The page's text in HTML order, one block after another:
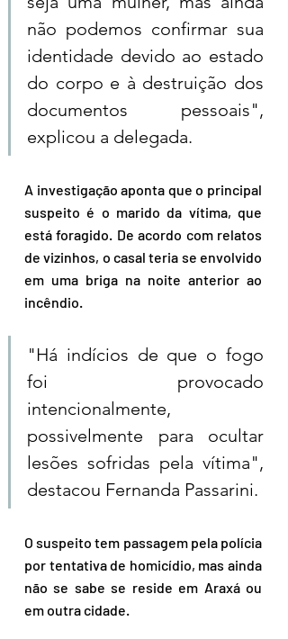
não podemos confirmar sua
identidade devido ao estado
do corpo e à destruição dos
documentos pessoais",
explicou a delegada.
A investigação aponta que o principal
suspeito é o marido da vítima, que
está foragido. De acordo com relatos
de vizinhos, o casal teria se envolvido
em uma briga na noite anterior ao
incêndio.
"Há indícios de que o fogo
foi provocado
intencionalmente,
possivelmente para ocultar
lesões sofridas pela vítima",
destacou Fernanda Passarini.
O suspeito tem passagem pela polícia
por tentativa de homicídio, mas ainda
não se sabe se reside em Araxá ou
em outra cidade.